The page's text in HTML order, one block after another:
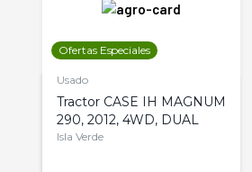
Ofertas Especiales
Usado
Tractor CASE IH MAGNUM
290, 2012, 4WD, DUAL
Isla Verde